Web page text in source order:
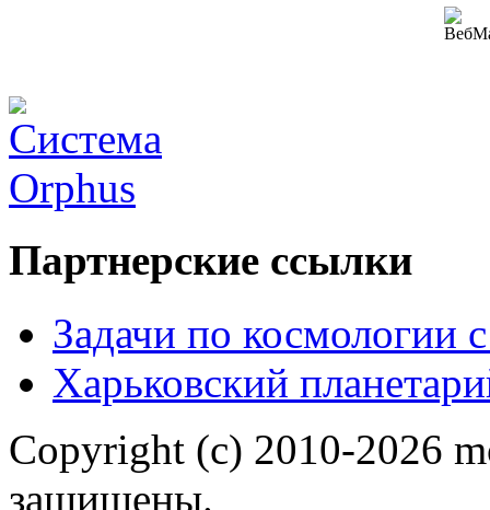
Партнерские ссылки
Задачи по космологии
Харьковский
Copyright (c) 2010-2026
защищены.